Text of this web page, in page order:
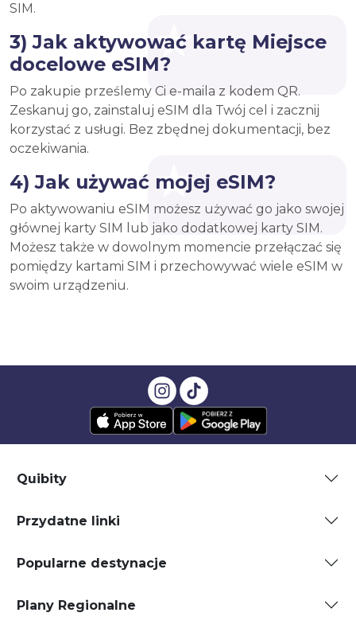
SIM.
3) Jak aktywować kartę Miejsce
docelowe eSIM?
Po zakupie prześlemy Ci e-maila z kodem QR.
Zeskanuj go, zainstaluj eSIM dla Twój cel i zacznij
korzystać z usługi. Bez zbędnej dokumentacji, bez
oczekiwania.
4) Jak używać mojej eSIM?
Po aktywowaniu eSIM możesz używać go jako swojej
głównej karty SIM lub jako dodatkowej karty SIM.
Możesz także w dowolnym momencie przełączać się
pomiędzy kartami SIM i przechowywać wiele eSIM w
swoim urządzeniu.
Quibity
Przydatne linki
Popularne destynacje
Plany Regionalne